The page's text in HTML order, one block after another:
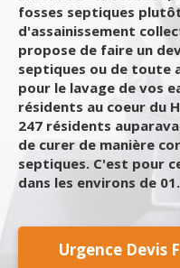
fosses septiques
d'assainissement
propose de faire un
septiques ou de toute
pour le lavage de vos
résidents au coeur du
247 résidents
de curer de manière
septiques. C'est pour
dans les environs de 01.
Urgence Devis